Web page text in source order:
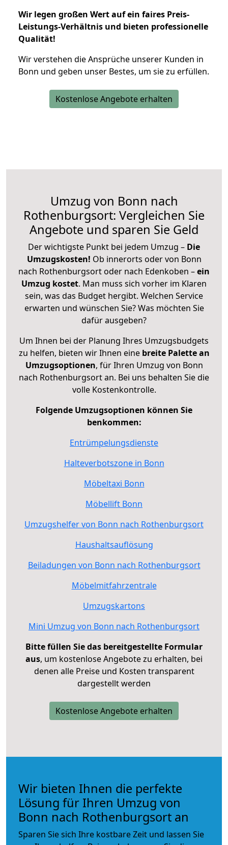
Wir legen großen Wert auf ein faires Preis-
Leistungs-Verhältnis und bieten professionelle
Qualität!
Wir verstehen die Ansprüche unserer Kunden in
Bonn und geben unser Bestes, um sie zu erfüllen.
Kostenlose Angebote erhalten
Umzug von Bonn nach
Rothenburgsort: Vergleichen Sie
Angebote und sparen Sie Geld
Der wichtigste Punkt bei jedem Umzug – Die
Umzugskosten! Ob innerorts oder von Bonn
nach Rothenburgsort oder nach Edenkoben –ein
Umzug kostet. Man muss sich vorher im Klaren
sein, was das Budget hergibt. Welchen Service
erwarten und wünschen Sie? Was möchten Sie
dafür ausgeben?
Um Ihnen bei der Planung Ihres Umzugsbudgets
zu helfen, bieten wir Ihnen eine breite Palette an
Umzugsoptionen, für Ihren Umzug von Bonn
nach Rothenburgsort an. Bei uns behalten Sie die
volle Kostenkontrolle.
Folgende Umzugsoptionen können Sie
benkommen:
Entrümpelungsdienste
Halteverbotszone in Bonn
Möbeltaxi Bonn
Möbellift Bonn
Umzugshelfer von Bonn nach Rothenburgsort
Haushaltsauflösung
Beiladungen von Bonn nach Rothenburgsort
Möbelmitfahrzentrale
Umzugskartons
Mini Umzug von Bonn nach Rothenburgsort
Bitte füllen Sie das bereitgestellte Formular
aus, um kostenlose Angebote zu erhalten, bei
denen alle Preise und Kosten transparent
dargestellt werden
Kostenlose Angebote erhalten
Wir bieten Ihnen die perfekte
Lösung für Ihren Umzug von
Bonn nach Rothenburgsort an
Sparen Sie sich Ihre kostbare Zeit und lassen Sie